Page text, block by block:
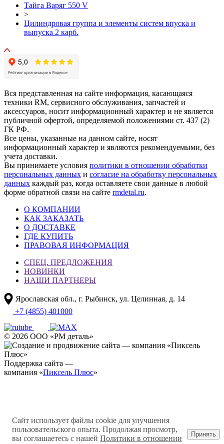
Тайга Варяг 550 V
>
Цилиндровая группа и элементы систем впуска и
выпуска 2 карб.
Вся представленная на сайте информация, касающаяся
техники RM, сервисного обслуживания, запчастей и
аксессуаров, носит информационный характер и не является
публичной офертой, определяемой положениями ст. 437 (2)
ГК РФ.
Все цены, указанные на данном сайте, носят
информационный характер и являются рекомендуемыми, без
учета доставки.
Вы принимаете условия политики в отношении обработки
персональных данных и согласие на обработку персональных
данных каждый раз, когда оставляете свои данные в любой
форме обратной связи на сайте rmdetal.ru.
О КОМПАНИИ
КАК ЗАКАЗАТЬ
О ДОСТАВКЕ
ГДЕ КУПИТЬ
ПРАВОВАЯ ИНФОРМАЦИЯ
СПЕЦ. ПРЕДЛОЖЕНИЯ
НОВИНКИ
НАШИ ПАРТНЕРЫ
Ярославская обл., г. Рыбинск, ул. Целинная, д. 14
+7 (4855) 401000
© 2026 ООО «РМ деталь»
Поддержка сайта —
компания «Пиксель Плюс»
Сайт использует файлы cookie для улучшения
пользовательского опыта. Продолжая просмотр,
вы соглашаетесь с нашейПолитики в отношении
Принять